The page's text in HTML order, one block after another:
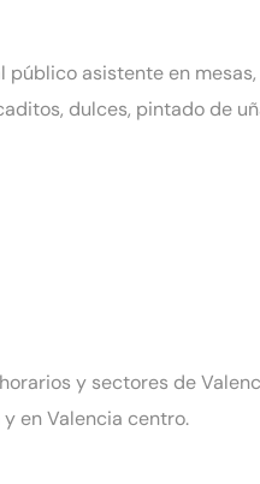
asistente en
dulces, pintado de
y sectores de
y en Valencia centro.